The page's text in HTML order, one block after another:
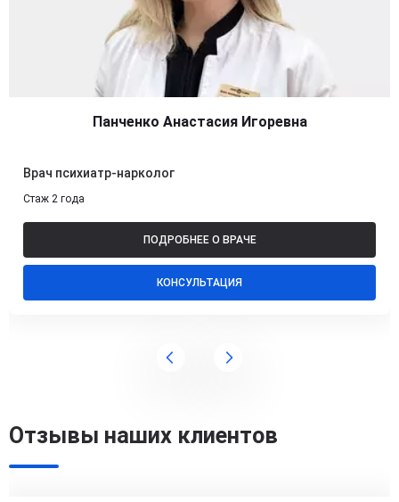
Панченко Анастасия Игоревна
Врач психиатр-нарколог
Стаж 2 года
ПОДРОБНЕЕ О ВРАЧЕ
КОНСУЛЬТАЦИЯ
Отзывы наших клиентов